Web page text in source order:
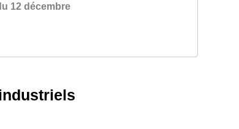
12 décembre